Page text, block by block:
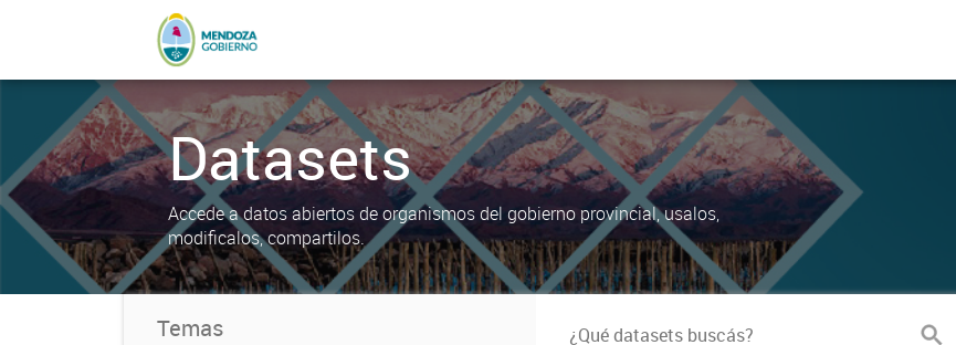
Datasets
Accede a datos abiertos de organismos del gobierno provincial, usalos,
modificalos, compartilos.
Temas